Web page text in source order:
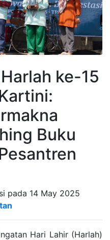
ke-15
Buku
pada 14 May 2025
Hari Lahir (Harlah)